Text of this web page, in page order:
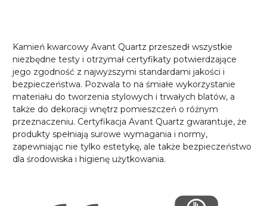
Kamień kwarcowy Avant Quartz przeszedł wszystkie
niezbędne testy i otrzymał certyfikaty potwierdzające
jego zgodność z najwyższymi standardami jakości i
bezpieczeństwa. Pozwala to na śmiałe wykorzystanie
materiału do tworzenia stylowych i trwałych blatów, a
także do dekoracji wnętrz pomieszczeń o różnym
przeznaczeniu. Certyfikacja Avant Quartz gwarantuje, że
produkty spełniają surowe wymagania i normy,
zapewniając nie tylko estetykę, ale także bezpieczeństwo
dla środowiska i higienę użytkowania.